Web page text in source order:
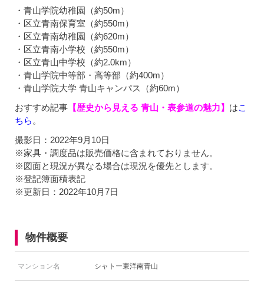
・青山学院幼稚園（約50m）
・区立青南保育室（約550m）
・区立青南幼稚園（約620m）
・区立青南小学校（約550m）
・区立青山中学校（約2.0km）
・青山学院中等部・高等部（約400m）
・青山学院大学 青山キャンパス（約60m）
おすすめ記事 【歴史から見える 青山・表参道の魅力】 はこ
ちら 。
撮影日：2022年9月10日
※家具・調度品は販売価格に含まれておりません。
※図面と現況が異なる場合は現況を優先とします。
※登記簿面積表記
※更新日：2022年10月7日
物件概要
マンション名 シャトー東洋南青山